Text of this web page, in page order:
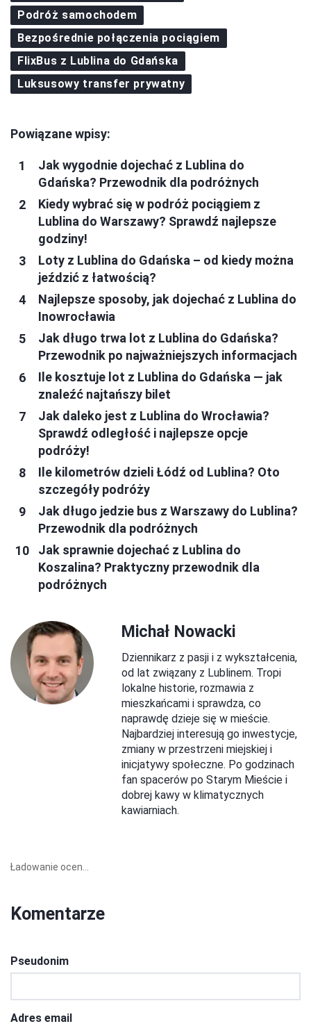
Podróż samochodem
Bezpośrednie połączenia pociągiem
FlixBus z Lublina do Gdańska
Luksusowy transfer prywatny
Powiązane wpisy:
Jak wygodnie dojechać z Lublina do
Gdańska? Przewodnik dla podróżnych
Kiedy wybrać się w podróż pociągiem z
Lublina do Warszawy? Sprawdź najlepsze
godziny!
Loty z Lublina do Gdańska – od kiedy można
jeździć z łatwością?
Najlepsze sposoby, jak dojechać z Lublina do
Inowrocławia
Jak długo trwa lot z Lublina do Gdańska?
Przewodnik po najważniejszych informacjach
Ile kosztuje lot z Lublina do Gdańska — jak
znaleźć najtańszy bilet
Jak daleko jest z Lublina do Wrocławia?
Sprawdź odległość i najlepsze opcje
podróży!
Ile kilometrów dzieli Łódź od Lublina? Oto
szczegóły podróży
Jak długo jedzie bus z Warszawy do Lublina?
Przewodnik dla podróżnych
Jak sprawnie dojechać z Lublina do
Koszalina? Praktyczny przewodnik dla
podróżnych
Michał Nowacki
Dziennikarz z pasji i z wykształcenia,
od lat związany z Lublinem. Tropi
lokalne historie, rozmawia z
mieszkańcami i sprawdza, co
naprawdę dzieje się w mieście.
Najbardziej interesują go inwestycje,
zmiany w przestrzeni miejskiej i
inicjatywy społeczne. Po godzinach
fan spacerów po Starym Mieście i
dobrej kawy w klimatycznych
kawiarniach.
Ładowanie ocen...
Komentarze
Pseudonim
Adres email